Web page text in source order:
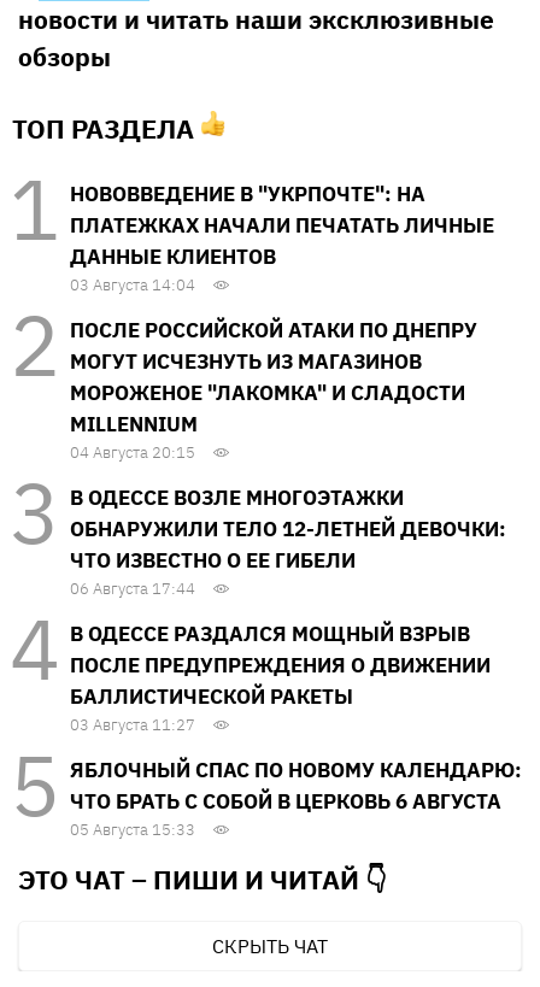
новости и читать наши эксклюзивные
обзоры
ТОП РАЗДЕЛА
НОВОВВЕДЕНИЕ В "УКРПОЧТЕ": НА
ПЛАТЕЖКАХ НАЧАЛИ ПЕЧАТАТЬ ЛИЧНЫЕ
ДАННЫЕ КЛИЕНТОВ
03 Августа 14:04
ПОСЛЕ РОССИЙСКОЙ АТАКИ ПО ДНЕПРУ
МОГУТ ИСЧЕЗНУТЬ ИЗ МАГАЗИНОВ
МОРОЖЕНОЕ "ЛАКОМКА" И СЛАДОСТИ
MILLENNIUM
04 Августа 20:15
В ОДЕССЕ ВОЗЛЕ МНОГОЭТАЖКИ
ОБНАРУЖИЛИ ТЕЛО 12-ЛЕТНЕЙ ДЕВОЧКИ:
ЧТО ИЗВЕСТНО О ЕЕ ГИБЕЛИ
06 Августа 17:44
В ОДЕССЕ РАЗДАЛСЯ МОЩНЫЙ ВЗРЫВ
ПОСЛЕ ПРЕДУПРЕЖДЕНИЯ О ДВИЖЕНИИ
БАЛЛИСТИЧЕСКОЙ РАКЕТЫ
03 Августа 11:27
ЯБЛОЧНЫЙ СПАС ПО НОВОМУ КАЛЕНДАРЮ:
ЧТО БРАТЬ С СОБОЙ В ЦЕРКОВЬ 6 АВГУСТА
05 Августа 15:33
ЭТО ЧАТ – ПИШИ И ЧИТАЙ 👇
СКРЫТЬ ЧАТ